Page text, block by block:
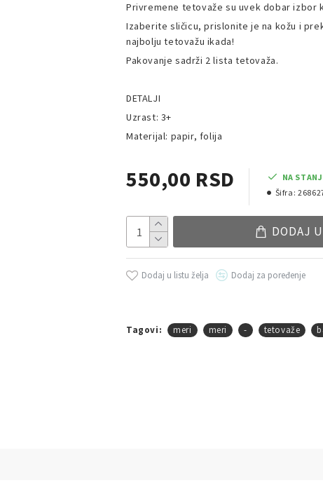
Privremene tetovaže su uvek dobar izbor
Izaberite sličicu, prislonite je na kožu i
najbolju tetovažu ikada!
Pakovanje sadrži 2 lista tetovaža.
DETALJI
Uzrast: 3+
Materijal: papir, folija
550,00 RSD
NA
Šifra:
DODAJ
Dodaj u listu želja Dodaj za poređenje
Tagovi: meri meri - tetovaže